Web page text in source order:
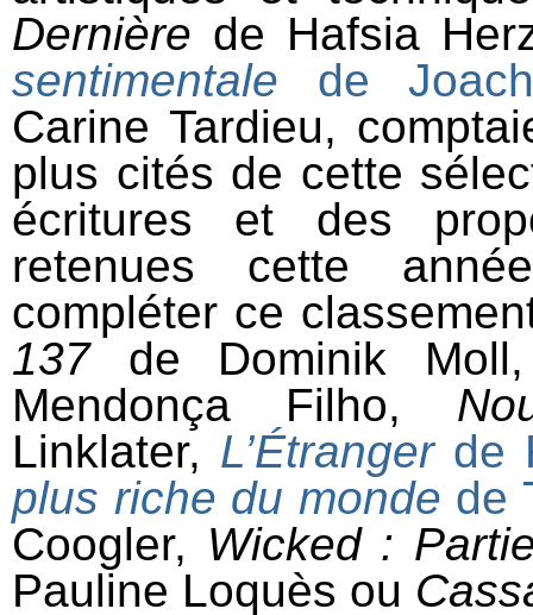
Dernière de Hafsia
sentimentale de
Carine Tardieu,
plus cités de cette
écritures et des
retenues cette
compléter ce
137de Dominik
Mendonça Filho,
Linklater, L’Étrangerde
plus riche du monde de
Coogler, Wicked :
Pauline Loquès ou